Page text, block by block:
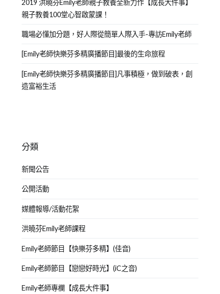
2019 洪曉芬Emily老師親子教養全新力作【成長大件事】
親子教養100堂心智啟蒙課！
職場必懂加分題，好人際從簡單人際入手-專訪Emily老師
[Emily老師快樂芬多精廣播節目]最後的生命旅程
[Emily老師快樂芬多精廣播節目]凡事積極，做到破表，創
造富裕生活
分類
新聞公告
公開活動
媒體報導/活動花絮
洪曉芬Emily老師課程
Emily老師節目【快樂芬多精】(佳音)
Emily老師節目【戀戀好時光】(iC之音)
Emily老師專欄【成長大件事】